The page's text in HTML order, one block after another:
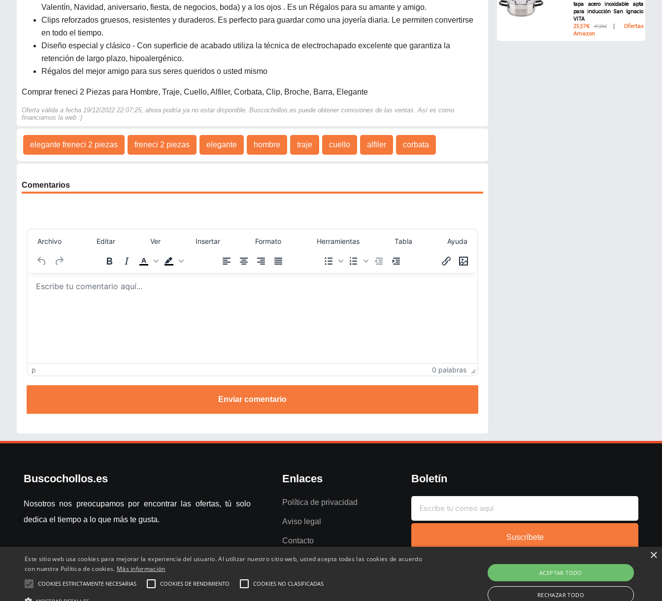
Valentín, Navidad, aniversario, fiesta, de negocios, boda) y a los ojos . Es un Régalos para su amante y amigo.
Clips reforzados gruesos, resistentes y duraderos. Es perfecto para guardar como una joyería diaria. Le permiten convertirse
en todo el tiempo.
Diseño especial y clásico - Con superficie de acabado utiliza la técnica de electrochapado excelente que garantiza la
retención de largo plazo, hipoalergénico.
Régalos del mejor amigo para sus seres queridos o usted mismo
Comprar freneci 2 Piezas para Hombre, Traje, Cuello, Alfiler, Corbata, Clip, Broche, Barra, Elegante
Oferta válida a fecha 19/12/2022 22:07:25, ahora podría ya no estar disponible. Buscochollos.es puede obtener comisiones de las ventas. Así es como
financiamos la web :)
elegante freneci 2 piezas freneci 2 piezas elegante hombre traje cuello alfiler corbata
Comentarios
Archivo Editar Ver Insertar Formato Herramientas Tabla Ayuda
p 0 palabras
Enviar comentario
tapa acero inoxidable apta
para inducción San Ignacio
VITA
25,57€ 47,99€ Ofertas
Amazon
Buscochollos.es
Nosotros nos preocupamos por encontrar las ofertas, tú solo
dedica el tiempo a lo que más te gusta.
Enlaces
Política de privacidad
Aviso legal
Contacto
Boletín
Suscríbete
×
Este sitio web usa cookies para mejorar la experiencia del usuario. Al utilizar nuestro sitio web, usted acepta todas las cookies de acuerdo
con nuestra Política de cookies. Más información
COOKIES ESTRICTAMENTE NECESARIAS COOKIES DE RENDIMIENTO COOKIES NO CLASIFICADAS
ACEPTAR TODO
RECHAZAR TODO